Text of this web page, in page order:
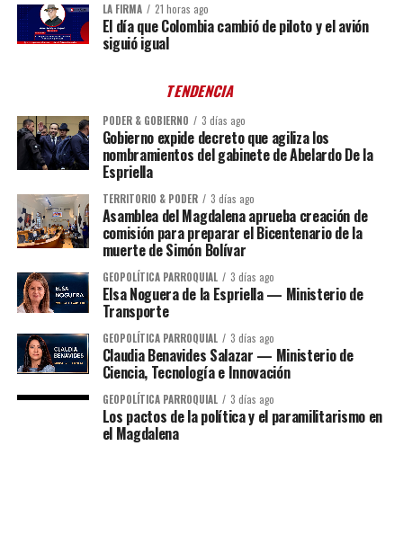
LA FIRMA 21 horas ago
El día que Colombia cambió de piloto y el avión
siguió igual
TENDENCIA
PODER & GOBIERNO 3 días ago
Gobierno expide decreto que agiliza los
nombramientos del gabinete de Abelardo De la
Espriella
TERRITORIO & PODER 3 días ago
Asamblea del Magdalena aprueba creación de
comisión para preparar el Bicentenario de la
muerte de Simón Bolívar
GEOPOLÍTICA PARROQUIAL 3 días ago
Elsa Noguera de la Espriella — Ministerio de
Transporte
GEOPOLÍTICA PARROQUIAL 3 días ago
Claudia Benavides Salazar — Ministerio de
Ciencia, Tecnología e Innovación
GEOPOLÍTICA PARROQUIAL 3 días ago
Los pactos de la política y el paramilitarismo en
el Magdalena